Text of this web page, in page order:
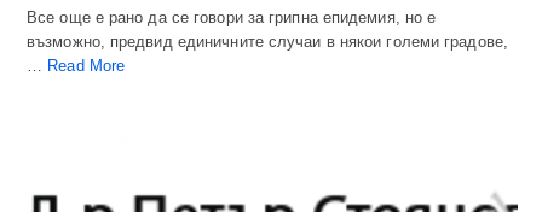
Все още е рано да се говори за грипна епидемия, но е
възможно, предвид единичните случаи в някои големи градове,
… Read More